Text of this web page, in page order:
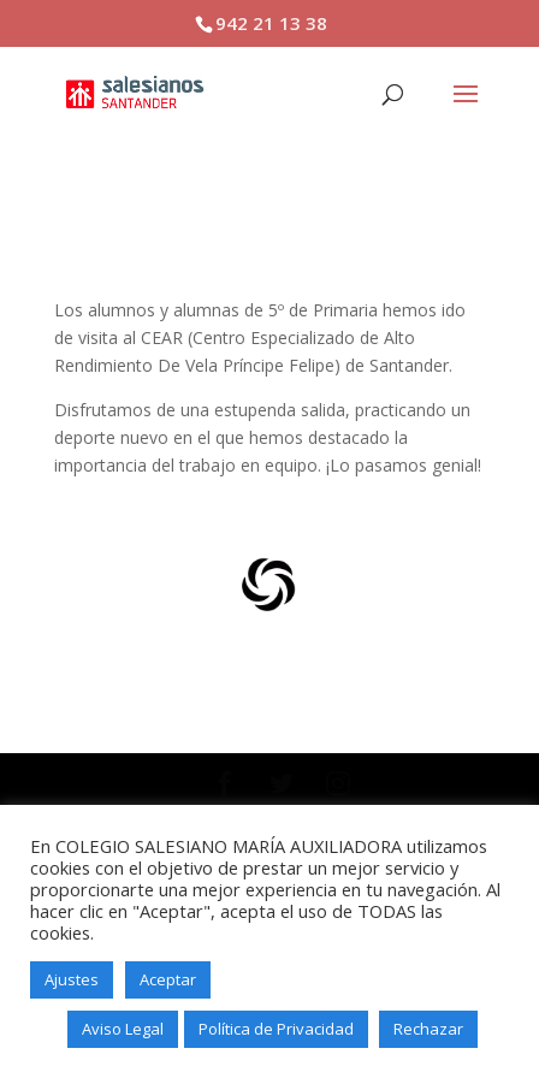
942 21 13 38
Los alumnos y alumnas de 5º de Primaria hemos ido
de visita al CEAR (Centro Especializado de Alto
Rendimiento De Vela Príncipe Felipe) de Santander.
Disfrutamos de una estupenda salida, practicando un
deporte nuevo en el que hemos destacado la
importancia del trabajo en equipo. ¡Lo pasamos genial!
Altamira, 73 - 39006 - Santander -
Teléfono: 942211338
En COLEGIO SALESIANO MARÍA AUXILIADORA utilizamos
cookies con el objetivo de prestar un mejor servicio y
proporcionarte una mejor experiencia en tu navegación. Al
hacer clic en "Aceptar", acepta el uso de TODAS las
cookies.
Ajustes Aceptar
Aviso Legal Política de Privacidad Rechazar